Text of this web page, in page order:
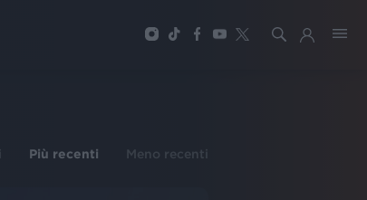
Più recenti Meno recenti